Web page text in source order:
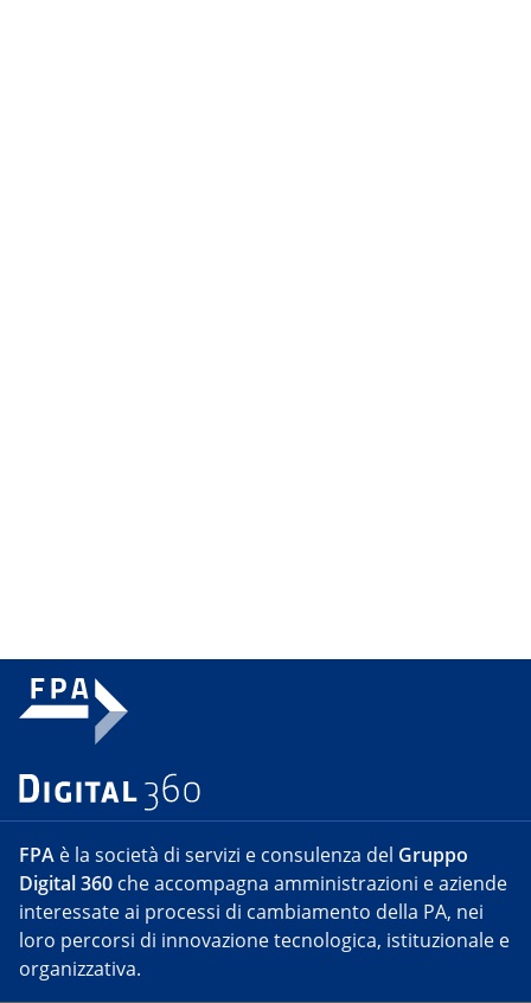
FPA è la società di servizi e consulenza del Gruppo
Digital 360 che accompagna amministrazioni e aziende
interessate ai processi di cambiamento della PA, nei
loro percorsi di innovazione tecnologica, istituzionale e
organizzativa.